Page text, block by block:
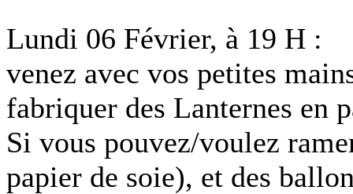
Lundi 06 Février, à 19 H :
venez avec vos petites
fabriquer des Lanternes en
Si vous pouvez/voulez
papier de soie), et des